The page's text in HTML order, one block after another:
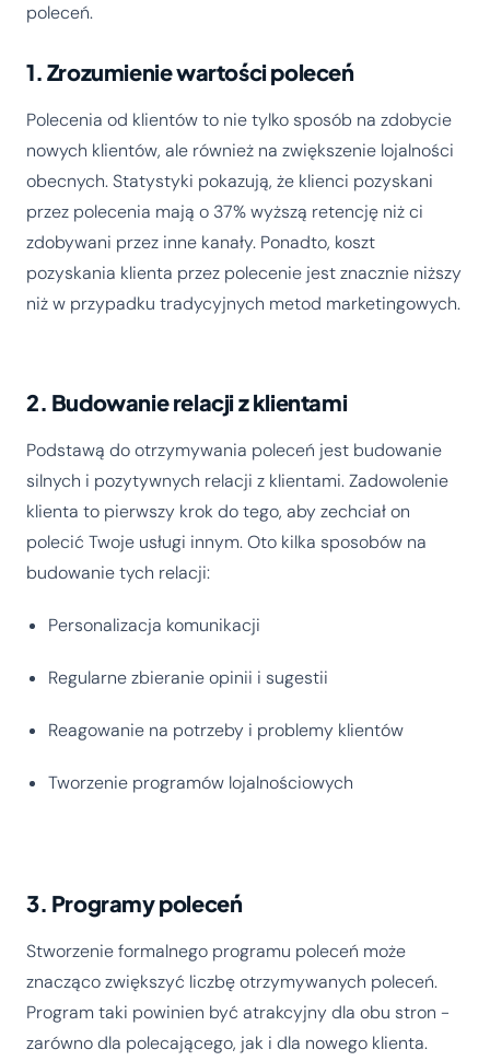
poleceń.
1. Zrozumienie wartości poleceń
Polecenia od klientów to nie tylko sposób na zdobycie
nowych klientów, ale również na zwiększenie lojalności
obecnych. Statystyki pokazują, że klienci pozyskani
przez polecenia mają o 37% wyższą retencję niż ci
zdobywani przez inne kanały. Ponadto, koszt
pozyskania klienta przez polecenie jest znacznie niższy
niż w przypadku tradycyjnych metod marketingowych.
2. Budowanie relacji z klientami
Podstawą do otrzymywania poleceń jest budowanie
silnych i pozytywnych relacji z klientami. Zadowolenie
klienta to pierwszy krok do tego, aby zechciał on
polecić Twoje usługi innym. Oto kilka sposobów na
budowanie tych relacji:
Personalizacja komunikacji
Regularne zbieranie opinii i sugestii
Reagowanie na potrzeby i problemy klientów
Tworzenie programów lojalnościowych
3. Programy poleceń
Stworzenie formalnego programu poleceń może
znacząco zwiększyć liczbę otrzymywanych poleceń.
Program taki powinien być atrakcyjny dla obu stron -
zarówno dla polecającego, jak i dla nowego klienta.